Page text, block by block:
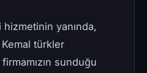
yanında,
türkler
sunduğu